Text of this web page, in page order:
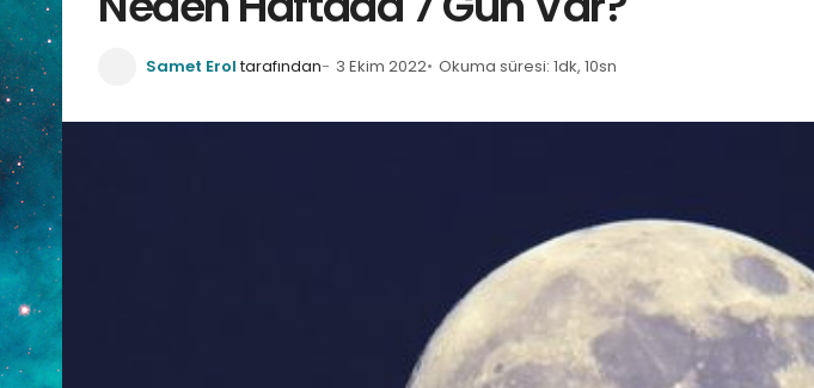
Samet Erol tarafından 3 Ekim 2022 Okuma süresi: 1dk, 10sn